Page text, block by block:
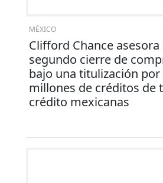
MÉXICO
Clifford Chance
segundo cierre de
bajo una titulización por
millones de créditos de
crédito mexicanas